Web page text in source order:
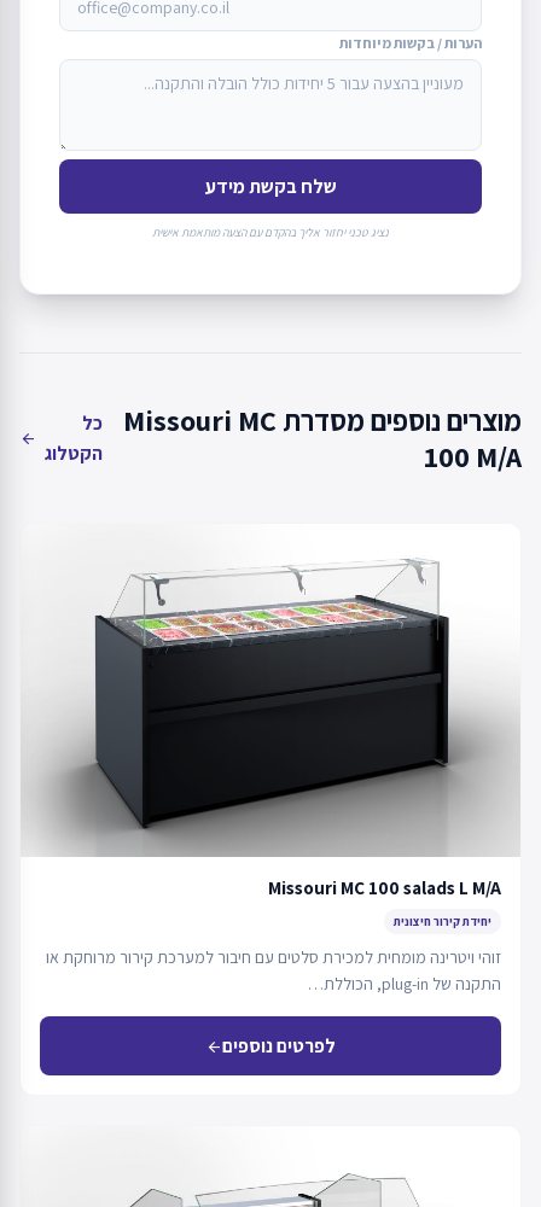
הערות / בקשות מיוחדות
שלח בקשת מידע
נציג טכני יחזור אליך בהקדם עם הצעה מותאמת אישית
מוצרים נוספים מסדרת Missouri MC
100 M/A
כל
הקטלוג
arrow_back
Missouri MC 100 salads L M/A
יחידת קירור חיצונית
זוהי ויטרינה מומחית למכירת סלטים עם חיבור למערכת קירור מרוחקת או
התקנה של plug-in, הכוללת…
לפרטים נוספיםarrow_back